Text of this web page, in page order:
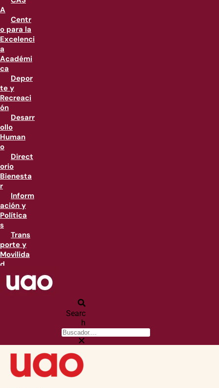
A
Centr
o para la
Excelenci
a
Académi
ca
Depor
te y
Recreaci
ón
Desarr
ollo
Human
o
Direct
orio
Bienesta
r
Inform
ación y
Política
s
Trans
porte y
Movilida
d
Searc
h